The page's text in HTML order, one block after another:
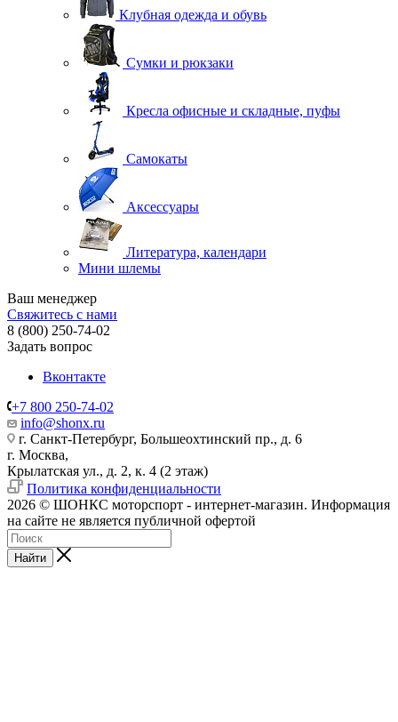
Клубная одежда и обувь
Сумки и рюкзаки
Кресла офисные и складные, пуфы
Самокаты
Аксессуары
Литература, календари
Мини шлемы
Ваш менеджер
Свяжитесь с нами
8 (800) 250-74-02
Задать вопрос
Вконтакте
+7 800 250-74-02
info@shonx.ru
г. Санкт-Петербург, Большеохтинский пр., д. 6
г. Москва,
Крылатская ул., д. 2, к. 4 (2 этаж)
Политика конфиденциальности
2026 © ШОНКС моторспорт - интернет-магазин. Информация
на сайте не является публичной офертой
Найти